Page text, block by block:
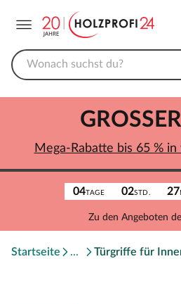
04TAGE 02STD. 27
Zu den Angeboten
Mega-Rabatte bis 65 %
Startseite Türgriffe für